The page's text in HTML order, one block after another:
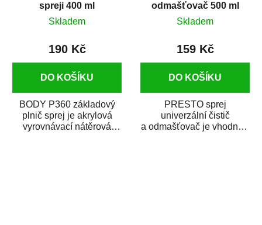
spreji 400 ml
Skladem
190 Kč
DO KOŠÍKU
BODY P360 základový
plnič sprej je akrylová
vyrovnávací nátěrová
odmašťovač 500 ml
Skladem
159 Kč
DO KOŠÍKU
PRESTO sprej
univerzální čistič
a odmašťovač je vhodný k